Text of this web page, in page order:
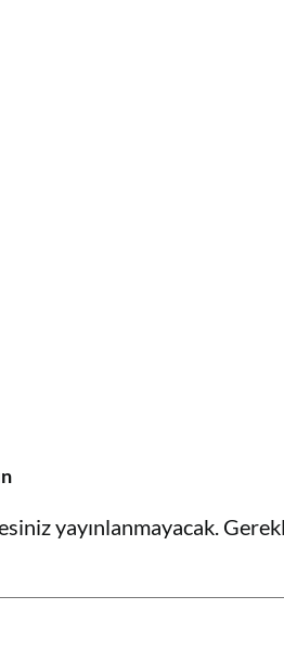
yayınlanmayacak.